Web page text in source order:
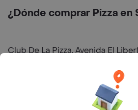
¿Dónde comprar Pizza en
Club De La Pizza, Avenida El